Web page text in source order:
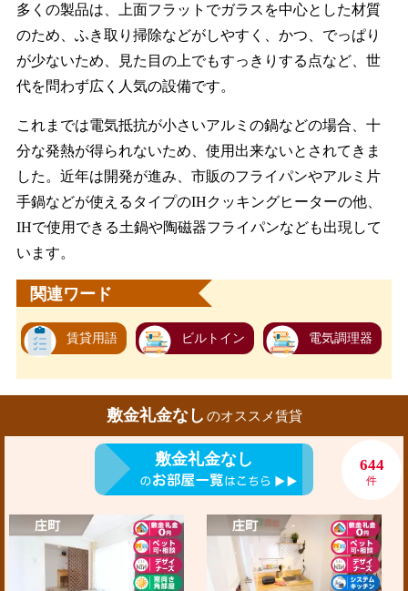
多くの製品は、上面フラットでガラスを中心とした材質
のため、ふき取り掃除などがしやすく、かつ、でっぱり
が少ないため、見た目の上でもすっきりする点など、世
代を問わず広く人気の設備です。
これまでは電気抵抗が小さいアルミの鍋などの場合、十
分な発熱が得られないため、使用出来ないとされてきま
した。近年は開発が進み、市販のフライパンやアルミ片
手鍋などが使えるタイプのIHクッキングヒーターの他、
IHで使用できる土鍋や陶磁器フライパンなども出現して
います。
関連ワード
賃貸用語 ビルトイン 電気調理器
敷金礼金なし のオススメ賃貸
敷金礼金なし 644
件